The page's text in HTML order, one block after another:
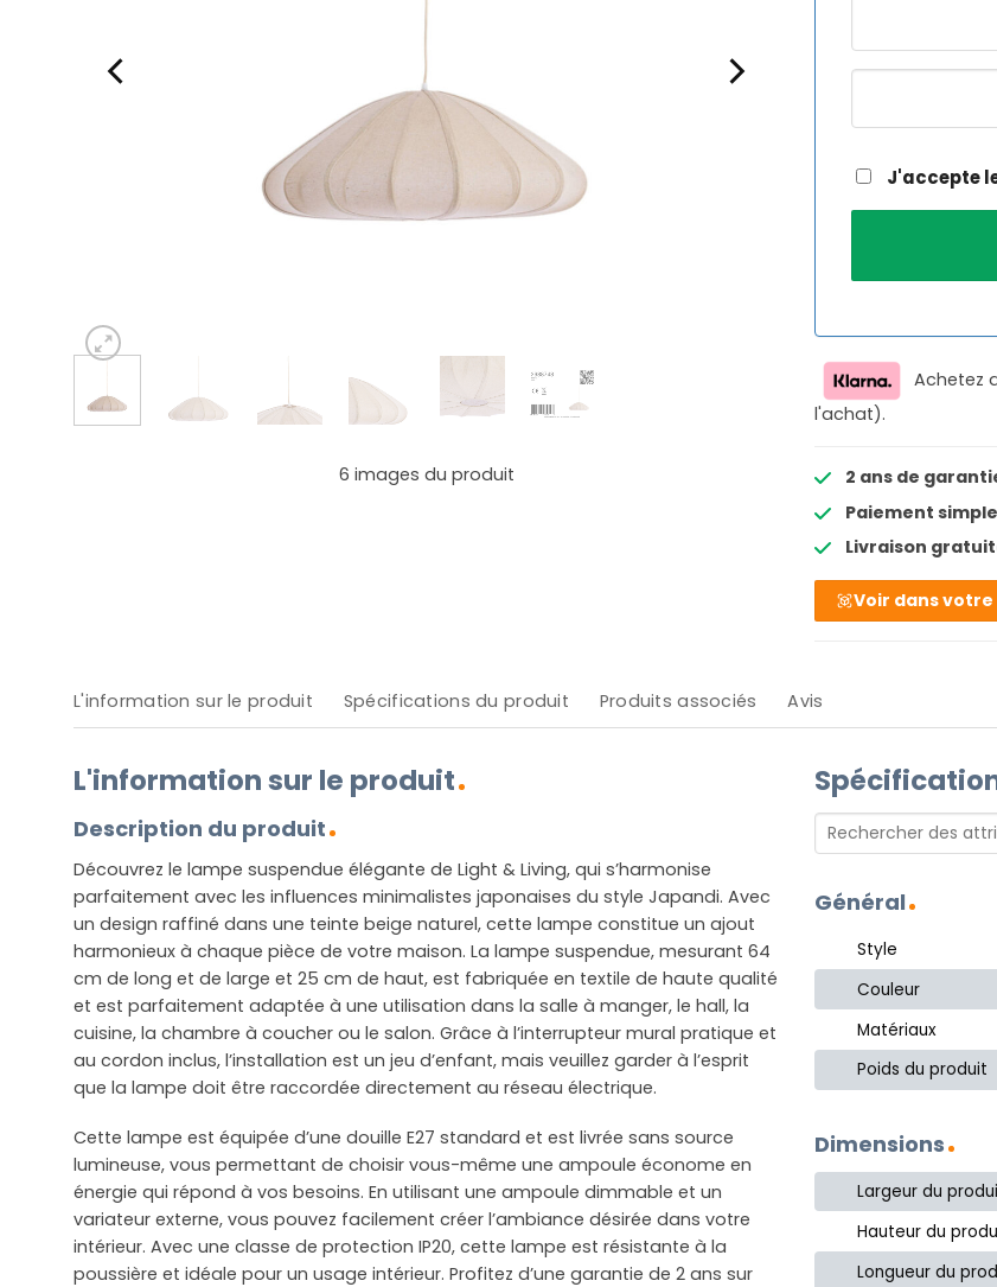
6 images du produit
J'accepte
Achetez
l'achat).
2 ans de
Paiement simple
Livraison
Voir dans votre
L'information sur le produit Spécifications du produit Produits associés Avis
L'information sur le produit
Description du produit
Découvrez le lampe suspendue élégante de Light & Living, qui s’harmonise
parfaitement avec les influences minimalistes japonaises du style Japandi. Avec
un design raffiné dans une teinte beige naturel, cette lampe constitue un ajout
harmonieux à chaque pièce de votre maison. La lampe suspendue, mesurant 64
cm de long et de large et 25 cm de haut, est fabriquée en textile de haute qualité
et est parfaitement adaptée à une utilisation dans la salle à manger, le hall, la
cuisine, la chambre à coucher ou le salon. Grâce à l’interrupteur mural pratique et
au cordon inclus, l’installation est un jeu d’enfant, mais veuillez garder à l’esprit
que la lampe doit être raccordée directement au réseau électrique.
Cette lampe est équipée d’une douille E27 standard et est livrée sans source
lumineuse, vous permettant de choisir vous-même une ampoule économe en
énergie qui répond à vos besoins. En utilisant une ampoule dimmable et un
variateur externe, vous pouvez facilement créer l’ambiance désirée dans votre
intérieur. Avec une classe de protection IP20, cette lampe est résistante à la
poussière et idéale pour un usage intérieur. Profitez d’une garantie de 2 ans sur
Général
Style
Couleur
Matériaux
Poids du produit
Dimensions
Largeur du
Hauteur du
Longueur du